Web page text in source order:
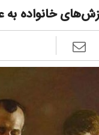
خانواده